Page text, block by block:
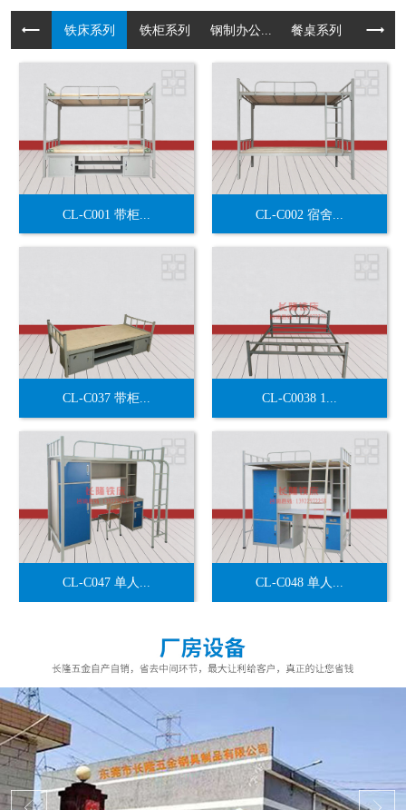
铁床系列 铁柜系列 钢制办公... 餐桌系列 货架
CL-C001 带柜... CL-C002 宿舍...
CL-C037 带柜... CL-C0038 1...
CL-C047 单人... CL-C048 单人...